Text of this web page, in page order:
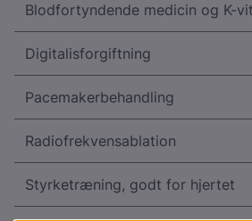
Blodfortyndende medicin og K-
Digitalisforgiftning
Pacemakerbehandling
Radiofrekvensablation
Styrketræning, godt for hjertet